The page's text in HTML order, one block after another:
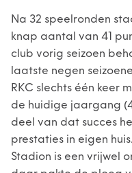
Na 32 speelronden
knap aantal van 41
club vorig seizoen
laatste negen
RKC slechts één keer
de huidige jaargang
deel van dat succes
prestaties in eigen
Stadion is een vrijwel